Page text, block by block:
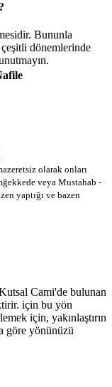
Bununla
çeşitli dönemlerinde
olarak onları
veya Mustahab -
yaptığı ve bazen
Cami'de bulunan
için bu yön
için, yakınlaştırın
göre yönünüzü